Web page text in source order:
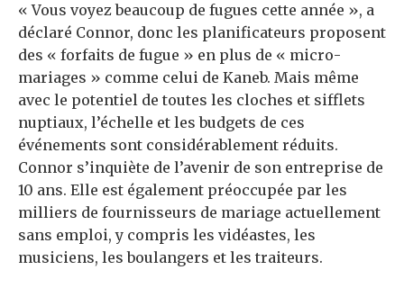
« Vous voyez beaucoup de fugues cette année », a
déclaré Connor, donc les planificateurs proposent
des « forfaits de fugue » en plus de « micro-
mariages » comme celui de Kaneb. Mais même
avec le potentiel de toutes les cloches et sifflets
nuptiaux, l’échelle et les budgets de ces
événements sont considérablement réduits.
Connor s’inquiète de l’avenir de son entreprise de
10 ans. Elle est également préoccupée par les
milliers de fournisseurs de mariage actuellement
sans emploi, y compris les vidéastes, les
musiciens, les boulangers et les traiteurs.